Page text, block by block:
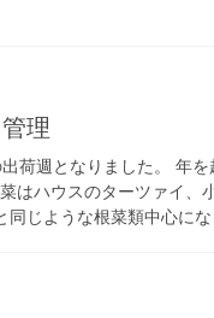
理
荷週となりました。 年
はハウスのターツァイ、
同じような根菜類中心に